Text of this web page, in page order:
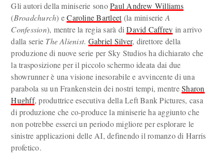
Gli autori della miniserie sonoPaul Andrew Williams
(Broadchurch) eCaroline Bartleet(la miniserie A
Confession), mentre la regia sarà diDavid Caffrey in arrivo
dalla serie The Alienist. Gabriel Silver, direttore della
produzione di nuove serie per Sky Studios ha dichiarato che
la trasposizione per il piccolo schermo ideata dai due
showrunner è una visione inesorabile e avvincente di una
parabola su un Frankenstein dei nostri tempi, mentreSharon
Hughff, produttrice esecutiva della Left Bank Pictures, casa
di produzione che co-produce la miniserie ha aggiunto che
non potrebbe esserci un periodo migliore per esplorare le
sinistre applicazioni delle AI, definendo il romanzo di Harris
profetico.